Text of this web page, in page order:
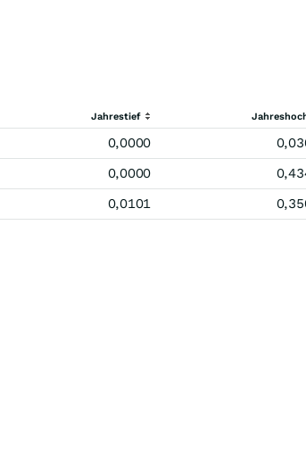
Jahrestief
0,0000
0,0000
0,0101